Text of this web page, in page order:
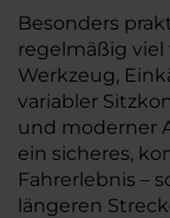
Besonders
regelmäßig viel
Werkzeug,
variabler
und moderner
ein sicheres,
Fahrerlebnis –
längeren